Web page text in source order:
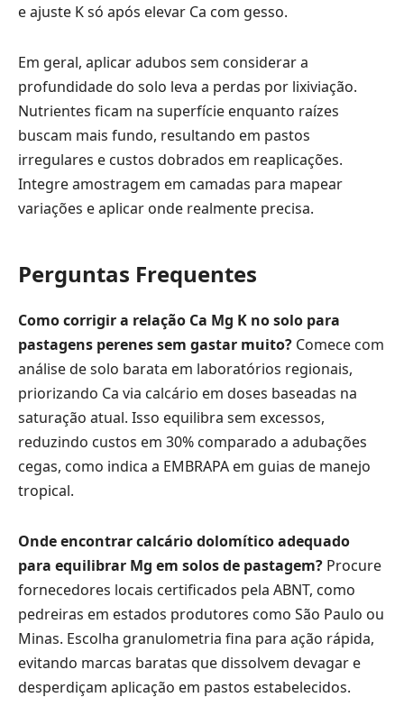
e ajuste K só após elevar Ca com gesso.
Em geral, aplicar adubos sem considerar a
profundidade do solo leva a perdas por lixiviação.
Nutrientes ficam na superfície enquanto raízes
buscam mais fundo, resultando em pastos
irregulares e custos dobrados em reaplicações.
Integre amostragem em camadas para mapear
variações e aplicar onde realmente precisa.
Perguntas Frequentes
Como corrigir a relação Ca Mg K no solo para
pastagens perenes sem gastar muito? Comece com
análise de solo barata em laboratórios regionais,
priorizando Ca via calcário em doses baseadas na
saturação atual. Isso equilibra sem excessos,
reduzindo custos em 30% comparado a adubações
cegas, como indica a EMBRAPA em guias de manejo
tropical.
Onde encontrar calcário dolomítico adequado
para equilibrar Mg em solos de pastagem? Procure
fornecedores locais certificados pela ABNT, como
pedreiras em estados produtores como São Paulo ou
Minas. Escolha granulometria fina para ação rápida,
evitando marcas baratas que dissolvem devagar e
desperdiçam aplicação em pastos estabelecidos.